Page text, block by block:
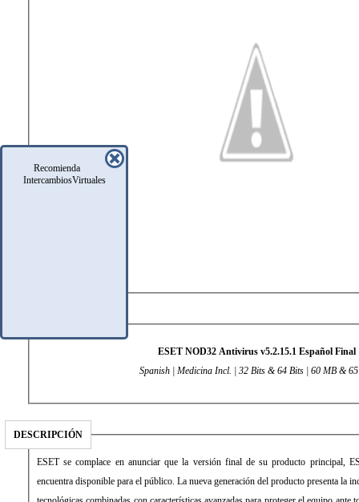
Recomienda
IntercambiosVirtuales
ESET NOD32 Antivirus v5.2.15.1 Español Final
Spanish | Medicina Incl. | 32 Bits & 64 Bits | 60 MB& 65
DESCRIPCIÓN
ESET se complace en anunciar que la versión final de su producto principal,
encuentra disponible para el público. La nueva generación del producto presenta la